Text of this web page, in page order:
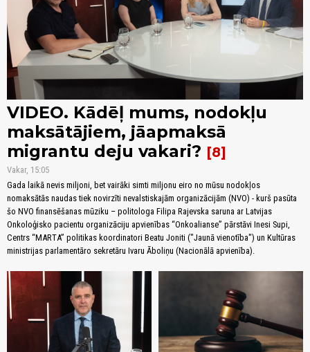
VIDEO. Kādēļ mums, nodokļu
maksātājiem, jāapmaksā
migrantu deju vakari?
8
Vakar, 15:05
Gada laikā nevis miljoni, bet vairāki simti miljonu eiro no mūsu nodokļos
nomaksātās naudas tiek novirzīti nevalstiskajām organizācijām (NVO) - kurš pasūta
šo NVO finansēšanas mūziku – politologa Filipa Rajevska saruna ar Latvijas
Onkoloģisko pacientu organizāciju apvienības “Onkoalianse” pārstāvi Inesi Supi,
Centrs “MARTA” politikas koordinatori Beatu Joniti ("Jaunā vienotība") un Kultūras
ministrijas parlamentāro sekretāru Ivaru Āboliņu (Nacionālā apvienība).